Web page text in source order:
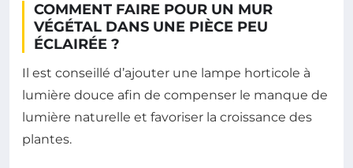
COMMENT FAIRE POUR UN MUR
VÉGÉTAL DANS UNE PIÈCE PEU
ÉCLAIRÉE ?
Il est conseillé d’ajouter une lampe horticole à
lumière douce afin de compenser le manque de
lumière naturelle et favoriser la croissance des
plantes.